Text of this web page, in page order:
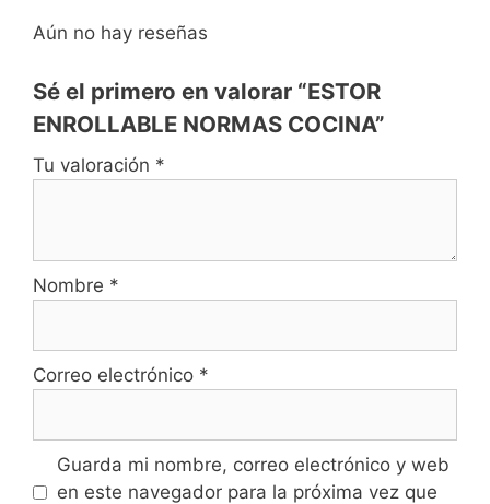
Aún no hay reseñas
Sé el primero en valorar “ESTOR
ENROLLABLE NORMAS COCINA”
Tu valoración *
Nombre *
Correo electrónico *
Guarda mi nombre, correo electrónico y web
en este navegador para la próxima vez que